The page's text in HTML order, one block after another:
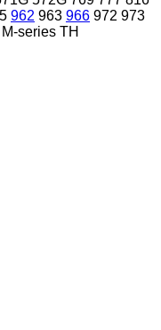
962 963 966 972 973
M-series TH